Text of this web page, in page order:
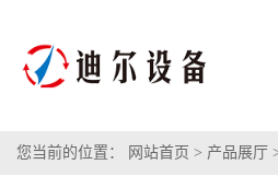
您当前的位置： 网站首页 > 产品展厅